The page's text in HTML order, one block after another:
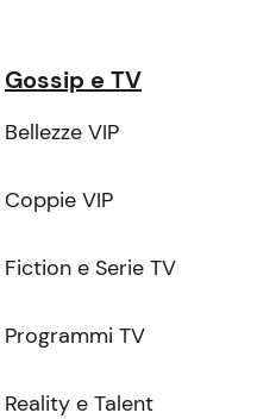
Gossip e TV
Bellezze VIP
Coppie VIP
Fiction e Serie TV
Programmi TV
Reality e Talent